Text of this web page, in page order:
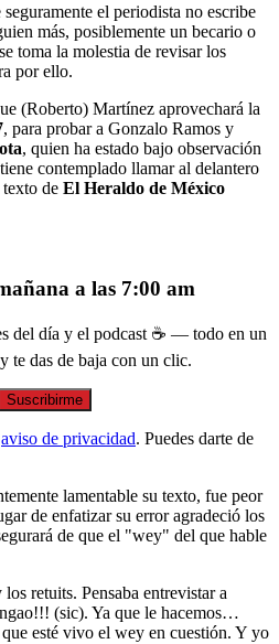
el periodista no escribe
más, posiblemente un becario o
toma la molestia de revisar los
por ello.
(Roberto) Martínez aprovechará la
, para probar a Gonzalo Ramos y
, quien ha estado bajo observación
contemplado llamar al delantero
de El Heraldo de México
a las 7:00 am
del día y el podcast ☕ — todo en un
te das de baja con un clic.
Suscribirme
aviso de privacidad. Puedes darte de
lamentable su texto, fue peor
de enfatizar su error agradeció los
de que el "wey" del que hable
retuits. Pensaba entrevistar a
(sic). Ya que le hacemos…
esté vivo el wey en cuestión. Y yo